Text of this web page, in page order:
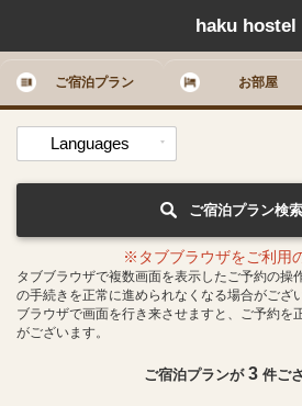
haku hostel
ご宿泊プラン お部屋
Languages
ご宿泊プラン検索
※タブブラウザをご利用
タブブラウザで複数画面を表示したご予約の操
の手続きを正常に進められなくなる場合がござ
ブラウザで画面を行き来させますと、ご予約を
がございます。
ご宿泊プランが 3 件ご